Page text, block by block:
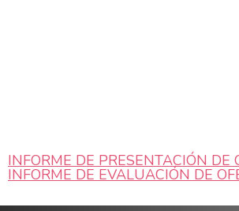
INFORME DE PRESENTACIÓN DE
INFORME DE EVALUACIÓN DE